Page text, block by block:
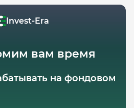
Invest-Era
вам время
на фондовом